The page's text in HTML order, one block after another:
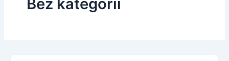
Bez kategorii